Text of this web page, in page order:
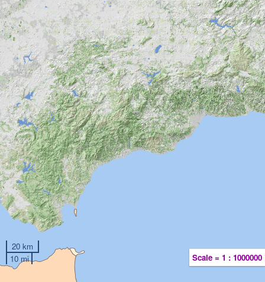
Scale = 1 : 1000000
20 km
10 mi